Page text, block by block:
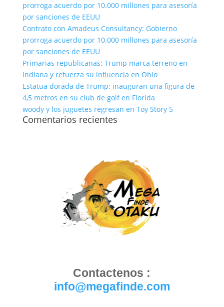
prorroga acuerdo por 10.000 millones para asesoría
por sanciones de EEUU
Contrato con Amadeus Consultancy: Gobierno
prorroga acuerdo por 10.000 millones para asesoría
por sanciones de EEUU
Primarias republicanas: Trump marca terreno en
Indiana y refuerza su influencia en Ohio
Estatua dorada de Trump: inauguran una figura de
4,5 metros en su club de golf en Florida
woody y los juguetes regresan en Toy Story 5
Comentarios recientes
Contactenos :
info@megafinde.com